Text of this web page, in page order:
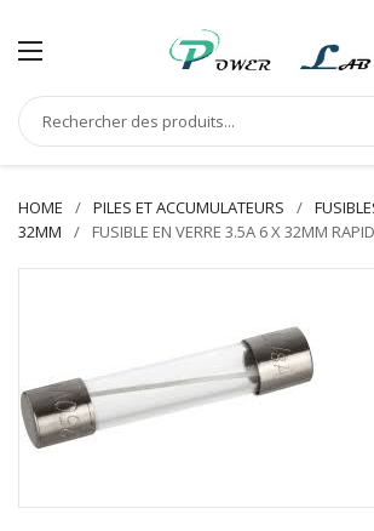
HOME PILES ET ACCUMULATEURS
32MM
FUSIBLE EN VERRE 3.5A 6 X 32MM